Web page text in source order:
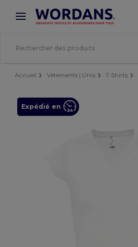
× Appli Wordans
Meilleurs prix sur l’app !
Accueil Vêtements | Unis T-Shirts
Expédié en